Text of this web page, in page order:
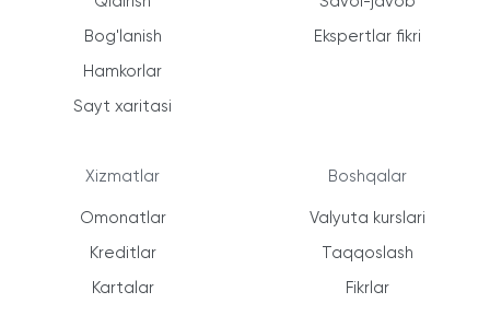
Bog'lanish
Hamkorlar
Sayt xaritasi
Xizmatlar
Omonatlar
Kreditlar
Kartalar
Ekspertlar fikri
Boshqalar
Valyuta kurslari
Taqqoslash
Fikrlar